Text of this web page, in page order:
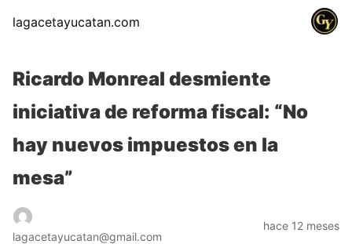
lagacetayucatan.com
Ricardo Monreal desmiente
iniciativa de reforma fiscal: “No
hay nuevos impuestos en la
mesa”
lagacetayucatan@gmail.com
hace 12 meses